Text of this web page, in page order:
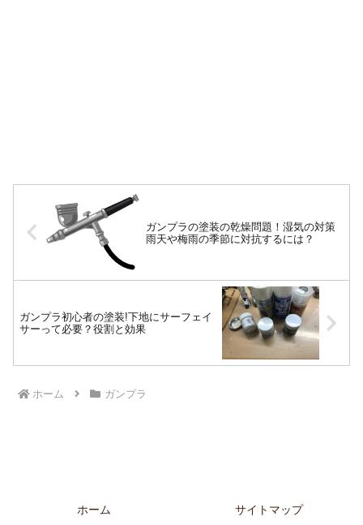
ガンプラの塗装の乾燥問題！湿気の対策
雨天や梅雨の季節に対抗するには？
ガンプラ初心者の塗装!下地にサーフェイ
サーって必要？役割と効果
ホーム ガンプラ
ホーム サイトマップ